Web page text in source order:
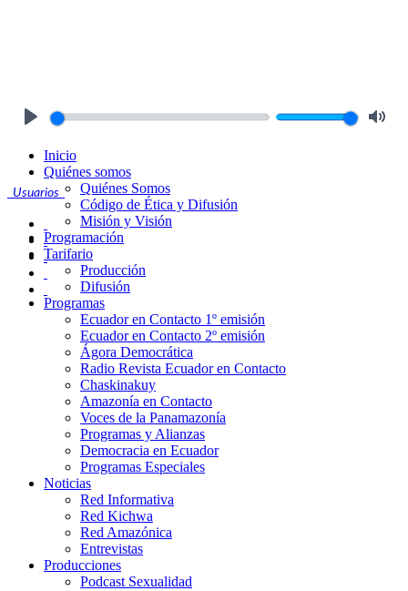
Usuarios
Inicio
Quiénes somos
Quiénes Somos
Código de Ética y Difusión
Misión y Visión
Programación
Tarifario
Producción
Difusión
Programas
Ecuador en Contacto 1º emisión
Ecuador en Contacto 2º emisión
Ágora Democrática
Radio Revista Ecuador en Contacto
Chaskinakuy
Amazonía en Contacto
Voces de la Panamazonía
Programas y Alianzas
Democracia en Ecuador
Programas Especiales
Noticias
Red Informativa
Red Kichwa
Red Amazónica
Entrevistas
Producciones
Podcast Sexualidad